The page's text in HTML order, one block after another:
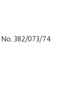
382/073/74